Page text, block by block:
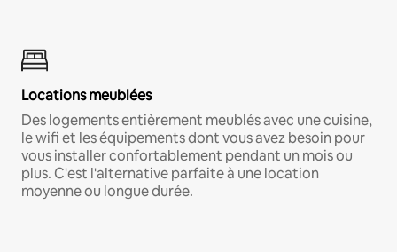
Locations meublées
Des logements entièrement meublés avec une cuisine,
le wifi et les équipements dont vous avez besoin pour
vous installer confortablement pendant un mois ou
plus. C'est l'alternative parfaite à une location
moyenne ou longue durée.